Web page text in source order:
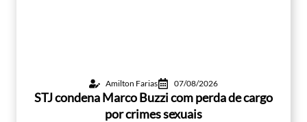
Amilton Farias 07/08/2026
STJ condena Marco Buzzi com perda de cargo
por crimes sexuais